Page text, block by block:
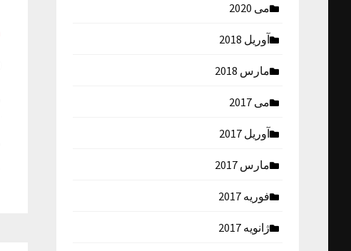
می 2020
آوریل 2018
مارس 2018
می 2017
آوریل 2017
مارس 2017
فوریه 2017
ژانویه 2017